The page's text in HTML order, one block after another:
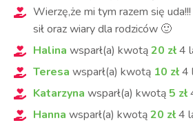
Wierzę,że mi tym razem się
sił oraz wiary dla rodziców 🙂
Halina wsparł(a) kwotą20 zł 4
Teresa wsparł(a) kwotą 10 zł 4
Katarzyna wsparł(a) kwotą 5 zł
Hanna wsparł(a) kwotą20 zł 4